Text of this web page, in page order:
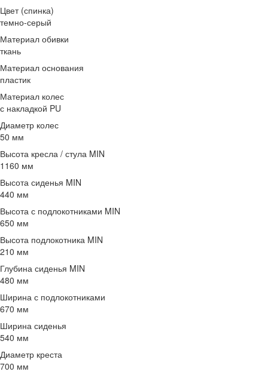
Цвет (спинка)
темно-серый
Материал обивки
ткань
Материал основания
пластик
Материал колес
с накладкой PU
Диаметр колес
50 мм
Высота кресла / стула MIN
1160 мм
Высота сиденья MIN
440 мм
Высота с подлокотниками MIN
650 мм
Высота подлокотника MIN
210 мм
Глубина сиденья MIN
480 мм
Ширина с подлокотниками
670 мм
Ширина сиденья
540 мм
Диаметр креста
700 мм